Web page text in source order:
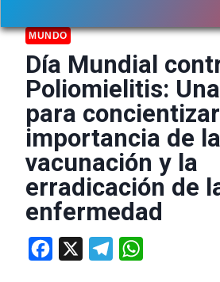
MUNDO
Día Mundial
Poliomielitis:
para
importancia de la
vacunación y la
erradicación de
enfermedad
Facebook Telegram